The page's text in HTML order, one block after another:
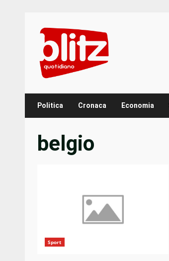
content
Politica Cronaca Economia
belgio
Sport